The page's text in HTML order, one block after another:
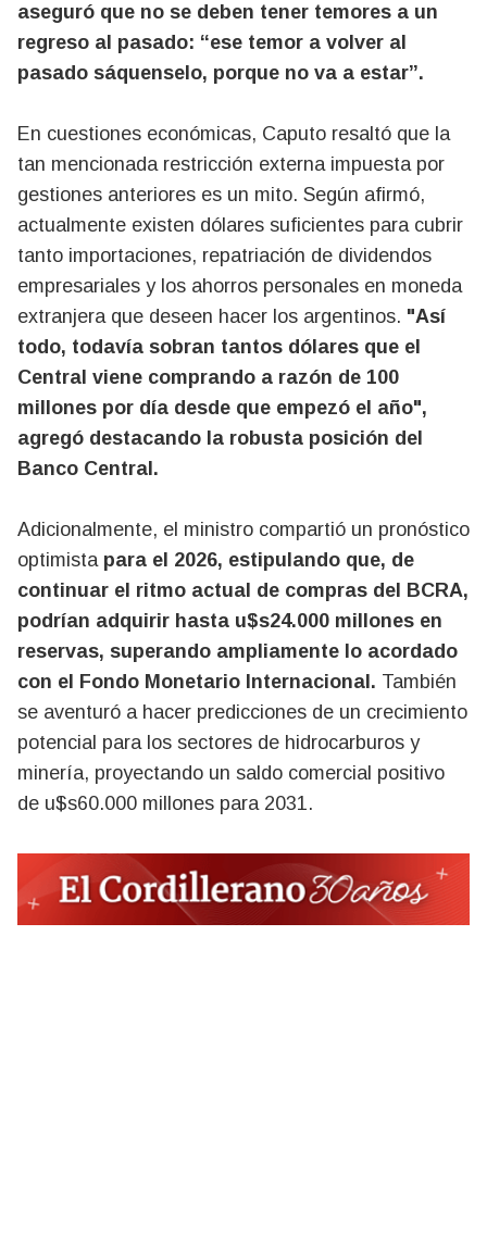
aseguró que no se deben tener temores a un
regreso al pasado: “ese temor a volver al
pasado sáquenselo, porque no va a estar”.
En cuestiones económicas, Caputo resaltó que la
tan mencionada restricción externa impuesta por
gestiones anteriores es un mito. Según afirmó,
actualmente existen dólares suficientes para cubrir
tanto importaciones, repatriación de dividendos
empresariales y los ahorros personales en moneda
extranjera que deseen hacer los argentinos. "Así
todo, todavía sobran tantos dólares que el
Central viene comprando a razón de 100
millones por día desde que empezó el año",
agregó destacando la robusta posición del
Banco Central.
Adicionalmente, el ministro compartió un pronóstico
optimista para el 2026, estipulando que, de
continuar el ritmo actual de compras del BCRA,
podrían adquirir hasta u$s24.000 millones en
reservas, superando ampliamente lo acordado
con el Fondo Monetario Internacional. También
se aventuró a hacer predicciones de un crecimiento
potencial para los sectores de hidrocarburos y
minería, proyectando un saldo comercial positivo
de u$s60.000 millones para 2031.